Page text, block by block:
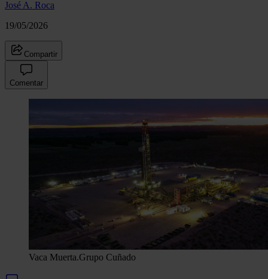
José A. Roca
19/05/2026
Compartir
Comentar
Vaca Muerta.Grupo Cuñado